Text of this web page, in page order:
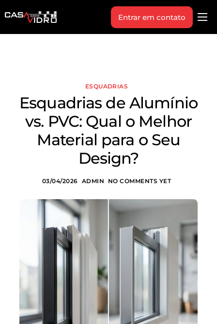
Produtos
Workshop
Vagas
Entrar em contato
ESQUADRIAS
Esquadrias de Alumínio
vs. PVC: Qual o Melhor
Material para o Seu
Design?
03/04/2026 ADMIN NO COMMENTS YET